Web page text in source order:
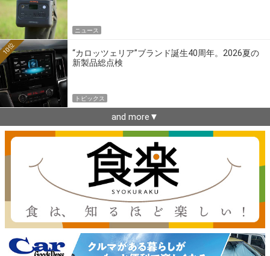
ニュース
“カロッツェリア”ブランド誕生40周年。2026夏の
新製品総点検
10位
トピックス
and more▼